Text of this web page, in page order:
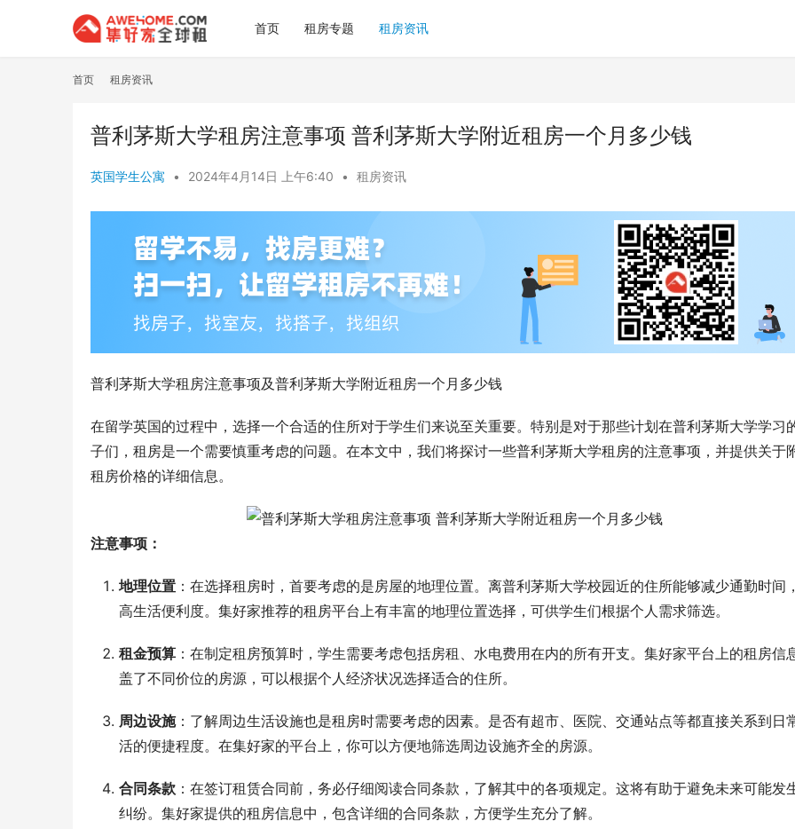
首页 租房专题 租房资讯
首页 租房资讯
普利茅斯大学租房注意事项 普利茅斯大学附近租房一个月多少钱
英国学生公寓 • 2024年4月14日 上午6:40 • 租房资讯
普利茅斯大学租房注意事项及普利茅斯大学附近租房一个月多少钱
在留学英国的过程中，选择一个合适的住所对于学生们来说至关重要。特别是对于那些计划在普利茅斯大学学习
子们，租房是一个需要慎重考虑的问题。在本文中，我们将探讨一些普利茅斯大学租房的注意事项，并提供关于
租房价格的详细信息。
注意事项：
地理位置 ：在选择租房时，首要考虑的是房屋的地理位置。离普利茅斯大学校园近的住所能够减少通勤时间
高生活便利度。集好家推荐的租房平台上有丰富的地理位置选择，可供学生们根据个人需求筛选。
租金预算 ：在制定租房预算时，学生需要考虑包括房租、水电费用在内的所有开支。集好家平台上的租房信
盖了不同价位的房源，可以根据个人经济状况选择适合的住所。
周边设施：了解周边生活设施也是租房时需要考虑的因素。是否有超市、医院、交通站点等都直接关系到日
活的便捷程度。在集好家的平台上，你可以方便地筛选周边设施齐全的房源。
合同条款 ：在签订租赁合同前，务必仔细阅读合同条款，了解其中的各项规定。这将有助于避免未来可能发
纠纷。集好家提供的租房信息中，包含详细的合同条款，方便学生充分了解。